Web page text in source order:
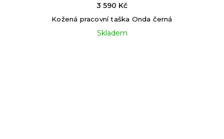
Kožená pracovní taška Onda černá
Skladem
3 590 Kč